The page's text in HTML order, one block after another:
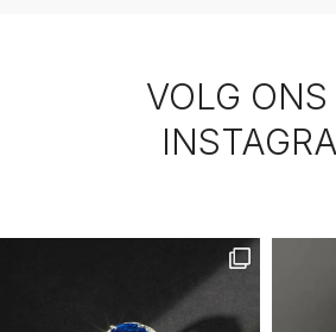
VOLG ONS